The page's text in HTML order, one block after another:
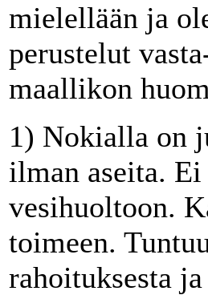
mielellään ja
perustelut
maallikon
1) Nokialla on
ilman aseita.
vesihuoltoon.
toimeen.
rahoituksesta